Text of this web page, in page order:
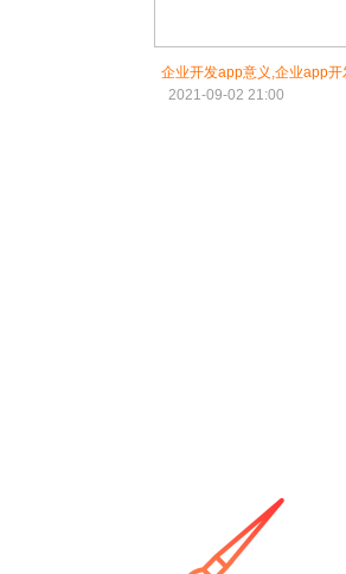
企业开发app意义,企业app开
2021-09-02 21:00